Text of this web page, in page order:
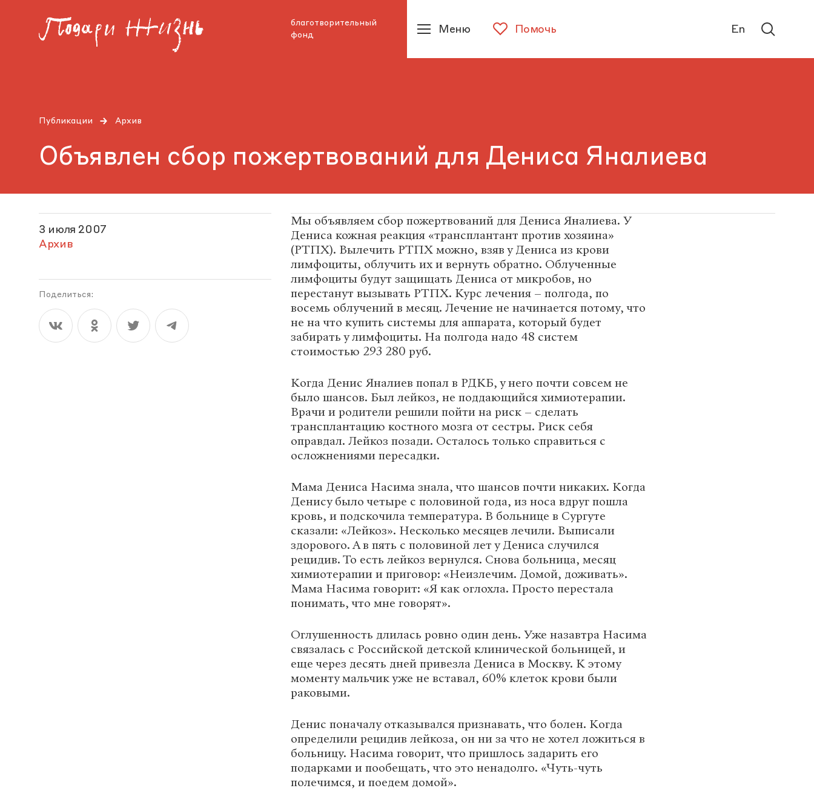
благотворительный
фонд
Помочь
Меню En
Публикации Архив
Объявлен сбор пожертвований для Дениса Яналиева
3 июля 2007
Архив
Поделиться:
Мы объявляем сбор пожертвований для Дениса Яналиева. У
Дениса кожная реакция «трансплантант против хозяина»
(РТПХ). Вылечить РТПХ можно, взяв у Дениса из крови
лимфоциты, облучить их и вернуть обратно. Облученные
лимфоциты будут защищать Дениса от микробов, но
перестанут вызывать РТПХ. Курс лечения – полгода, по
восемь облучений в месяц. Лечение не начинается потому, что
не на что купить системы для аппарата, который будет
забирать у лимфоциты. На полгода надо 48 систем
стоимостью 293 280 руб.
Когда Денис Яналиев попал в РДКБ, у него почти совсем не
было шансов. Был лейкоз, не поддающийся химиотерапии.
Врачи и родители решили пойти на риск – сделать
трансплантацию костного мозга от сестры. Риск себя
оправдал. Лейкоз позади. Осталось только справиться с
осложнениями пересадки.
Мама Дениса Насима знала, что шансов почти никаких. Когда
Денису было четыре с половиной года, из носа вдруг пошла
кровь, и подскочила температура. В больнице в Сургуте
сказали: «Лейкоз». Несколько месяцев лечили. Выписали
здорового. А в пять с половиной лет у Дениса случился
рецидив. То есть лейкоз вернулся. Снова больница, месяц
химиотерапии и приговор: «Неизлечим. Домой, доживать».
Мама Насима говорит: «Я как оглохла. Просто перестала
понимать, что мне говорят».
Оглушенность длилась ровно один день. Уже назавтра Насима
связалась с Российской детской клинической больницей, и
еще через десять дней привезла Дениса в Москву. К этому
моменту мальчик уже не вставал, 60% клеток крови были
раковыми.
Денис поначалу отказывался признавать, что болен. Когда
определили рецидив лейкоза, он ни за что не хотел ложиться в
больницу. Насима говорит, что пришлось задарить его
подарками и пообещать, что это ненадолго. «Чуть-чуть
полечимся, и поедем домой».